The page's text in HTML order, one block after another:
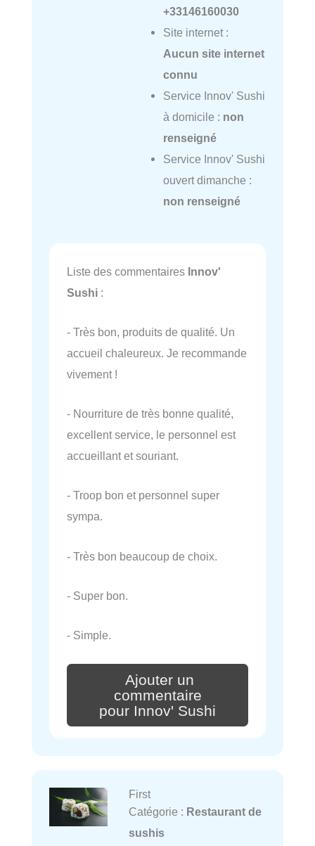
+33146160030
Site internet :
Aucun site internet
connu
Service Innov' Sushi
à domicile : non
renseigné
Service Innov' Sushi
ouvert dimanche :
non renseigné
Liste des commentaires Innov'
Sushi :
- Très bon, produits de qualité. Un
accueil chaleureux. Je recommande
vivement !
- Nourriture de très bonne qualité,
excellent service, le personnel est
accueillant et souriant.
- Troop bon et personnel super
sympa.
- Très bon beaucoup de choix.
- Super bon.
- Simple.
Ajouter un
commentaire
pour Innov' Sushi
First
Catégorie : Restaurant de
sushis